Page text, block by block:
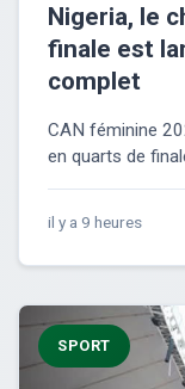
Nigeria, le
finale est
complet
CAN féminine
en quarts de
il y a 9 heures
SPORT